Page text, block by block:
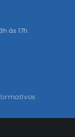
às 17h.